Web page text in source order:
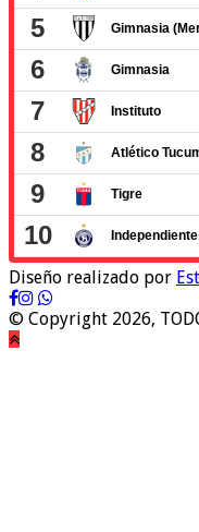
Diseño realizado por
© Copyright 2026,